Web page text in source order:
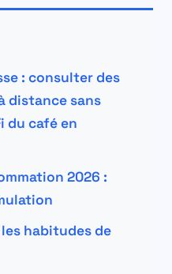
: consulter des
distance sans
du café en
2026 :
habitudes de